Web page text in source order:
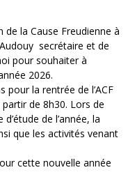
de la Cause Freudienne à
secrétaire et de
pour souhaiter à
2026.
pour la rentrée de l’ACF
de 8h30. Lors de
de l’année, la
que les activités venant
cette nouvelle année